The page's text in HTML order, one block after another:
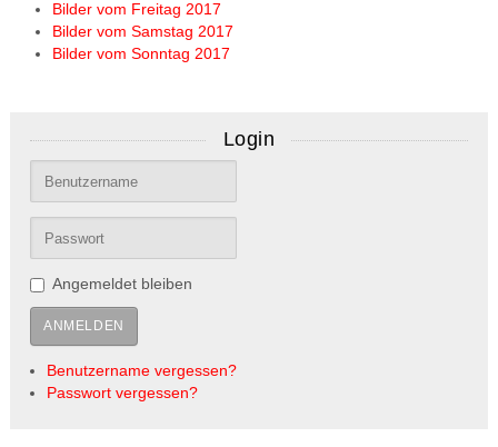
Bilder vom Freitag 2017
Bilder vom Samstag 2017
Bilder vom Sonntag 2017
Login
Angemeldet bleiben
ANMELDEN
Benutzername vergessen?
Passwort vergessen?